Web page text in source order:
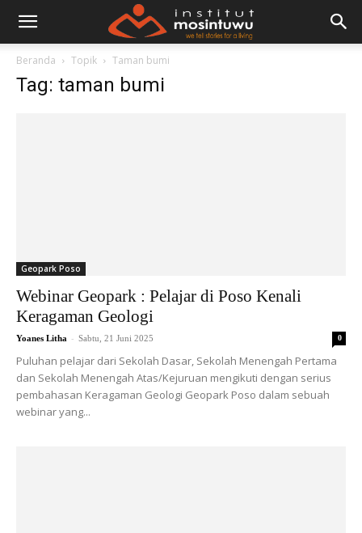
Beranda Topik Taman bumi
Tag: taman bumi
Geopark Poso
Webinar Geopark : Pelajar di Poso Kenali
Keragaman Geologi
Yoanes Litha - Sabtu, 21 Juni 2025 0
Puluhan pelajar dari Sekolah Dasar, Sekolah Menengah Pertama
dan Sekolah Menengah Atas/Kejuruan mengikuti dengan serius
pembahasan Keragaman Geologi Geopark Poso dalam sebuah
webinar yang...